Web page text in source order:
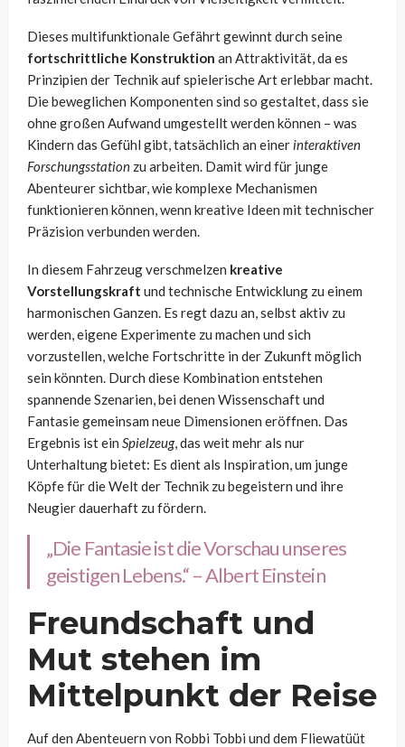
Dieses multifunktionale Gefährt gewinnt durch seine
fortschrittliche Konstruktion an Attraktivität, da es
Prinzipien der Technik auf spielerische Art erlebbar macht.
Die beweglichen Komponenten sind so gestaltet, dass sie
ohne großen Aufwand umgestellt werden können – was
Kindern das Gefühl gibt, tatsächlich an einerinteraktiven
Forschungsstation zu arbeiten. Damit wird für junge
Abenteurer sichtbar, wie komplexe Mechanismen
funktionieren können, wenn kreative Ideen mit technischer
Präzision verbunden werden.
In diesem Fahrzeug verschmelzen kreative
Vorstellungskraft und technische Entwicklung zu einem
harmonischen Ganzen. Es regt dazu an, selbst aktiv zu
werden, eigene Experimente zu machen und sich
vorzustellen, welche Fortschritte in der Zukunft möglich
sein könnten. Durch diese Kombination entstehen
spannende Szenarien, bei denen Wissenschaft und
Fantasie gemeinsam neue Dimensionen eröffnen. Das
Ergebnis ist ein Spielzeug, das weit mehr als nur
Unterhaltung bietet: Es dient als Inspiration, um junge
Köpfe für die Welt der Technik zu begeistern und ihre
Neugier dauerhaft zu fördern.
„Die Fantasie ist die Vorschau unseres
geistigen Lebens.“ – Albert Einstein
Freundschaft und
Mut stehen im
Mittelpunkt der Reise
Auf den Abenteuern von Robbi Tobbi und dem Fliewatüüt